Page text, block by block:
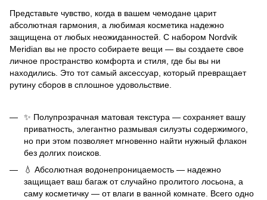
Представьте чувство, когда в вашем чемодане царит
абсолютная гармония, а любимая косметика надежно
защищена от любых неожиданностей. С набором Nordvik
Meridian вы не просто собираете вещи — вы создаете свое
личное пространство комфорта и стиля, где бы вы ни
находились. Это тот самый аксессуар, который превращает
рутину сборов в сплошное удовольствие.
✨ Полупрозрачная матовая текстура — сохраняет вашу
приватность, элегантно размывая силуэты содержимого,
но при этом позволяет мгновенно найти нужный флакон
без долгих поисков.
💧 Абсолютная водонепроницаемость — надежно
защищает ваш багаж от случайно пролитого лосьона, а
саму косметичку — от влаги в ванной комнате. Всего одно